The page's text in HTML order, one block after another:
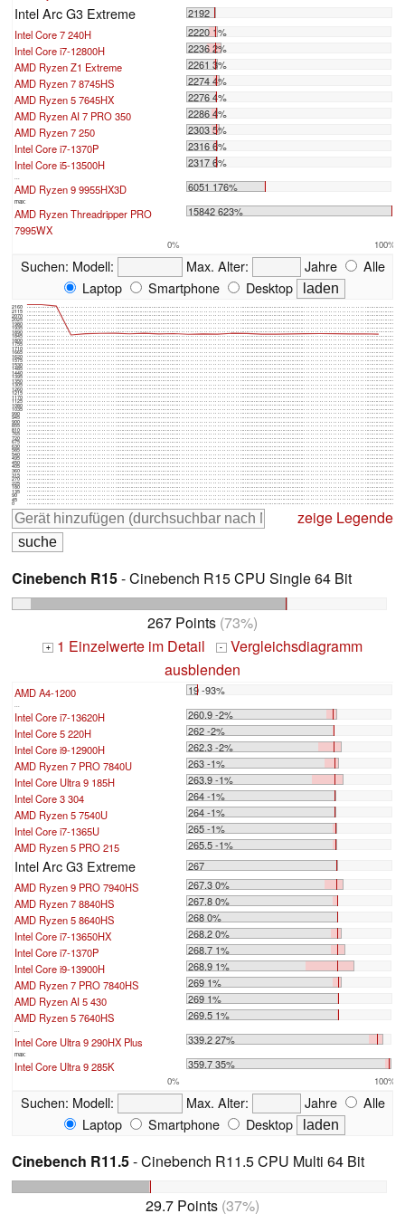
Intel Arc G3 Extreme
2192
Intel Core 7 240H
2220 1%
Intel Core i7-12800H
2236 2%
AMD Ryzen Z1 Extreme
2261 3%
AMD Ryzen 7 8745HS
2274 4%
AMD Ryzen 5 7645HX
2276 4%
AMD Ryzen AI 7 PRO 350
2286 4%
AMD Ryzen 7 250
2303 5%
Intel Core i7-1370P
2316 6%
Intel Core i5-13500H
2317 6%
...
AMD Ryzen 9 9955HX3D 6051 176%
max:
AMD Ryzen Threadripper PRO
7995WX
15842 623%
0% 100%
Suchen: Modell: Max. Alter: Jahre
Alle
Laptop
Smartphone Desktop
0
45
90
135
180
225
270
315
360
405
450
495
540
585
630
675
720
765
810
855
900
945
990
1035
1080
1125
1170
1215
1260
1305
1350
1395
1440
1485
1530
1575
1620
1665
1710
1755
1800
1845
1890
1935
1980
2025
2070
2115
2160
zeige Legende
Cinebench R15- Cinebench R15 CPU Single 64 Bit
267 Points (73%)
+ 1 Einzelwerte im Detail - Vergleichsdiagramm
ausblenden
AMD A4-1200 19 -93%
...
Intel Core i7-13620H
260.9 -2%
Intel Core 5 220H
262 -2%
Intel Core i9-12900H
262.3 -2%
AMD Ryzen 7 PRO 7840U
263 -1%
Intel Core Ultra 9 185H
263.9 -1%
Intel Core 3 304
264 -1%
AMD Ryzen 5 7540U
264 -1%
Intel Core i7-1365U
265 -1%
AMD Ryzen 5 PRO 215
265.5 -1%
Intel Arc G3 Extreme
267
AMD Ryzen 9 PRO 7940HS
267.3 0%
AMD Ryzen 7 8840HS
267.8 0%
AMD Ryzen 5 8640HS
268 0%
Intel Core i7-13650HX
268.2 0%
Intel Core i7-1370P
268.7 1%
Intel Core i9-13900H
268.9 1%
AMD Ryzen 7 PRO 7840HS
269 1%
AMD Ryzen AI 5 430
269 1%
AMD Ryzen 5 7640HS
269.5 1%
...
Intel Core Ultra 9 290HX Plus 339.2 27%
max:
Intel Core Ultra 9 285K 359.7 35%
0% 100%
Suchen: Modell: Max. Alter: Jahre
Alle
Laptop
Smartphone Desktop
Cinebench R11.5- Cinebench R11.5 CPU Multi 64 Bit
29.7 Points (37%)